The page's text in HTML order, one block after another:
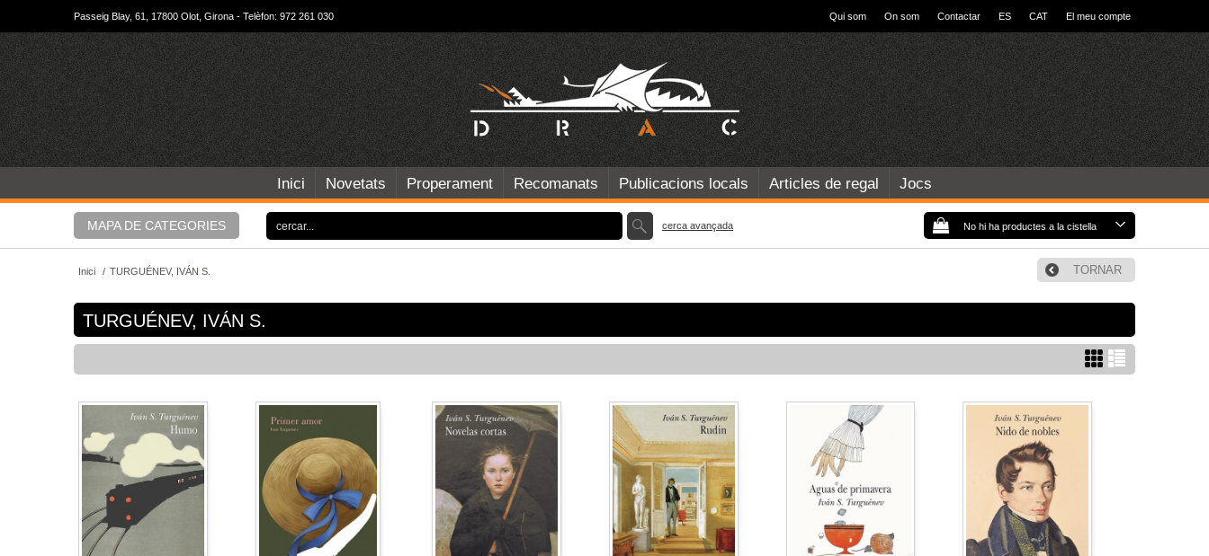
Passeig Blay, 61, 17800 Olot, Girona - Telèfon: 972 261 030 Qui som On som Contactar ES CAT El meu compte
Inici Novetats Properament Recomanats Publicacions locals Articles de regal Jocs
MAPA DE CATEGORIES No hi ha productes a la cistella
cerca avançada
Inici / TURGUÉNEV, IVÁN S. TORNAR
TURGUÉNEV, IVÁN S.